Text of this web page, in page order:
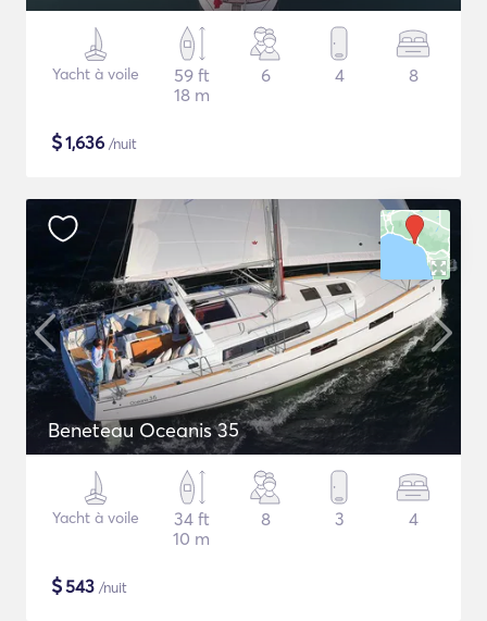
Yacht à voile
59 ft
18 m
6 4 8
$1,636 /nuit
Beneteau Oceanis 35
Yacht à voile
34 ft
10 m
8 3 4
$543 /nuit